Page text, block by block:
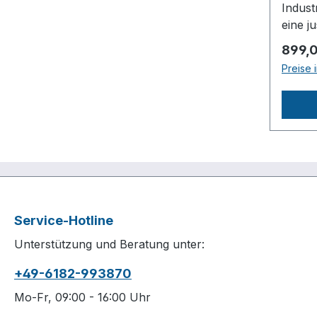
ng
frei /
eine
(mm
Preise
Service-Hotline
Unterstützung und Beratung unter:
+49-6182-993870
Mo-Fr, 09:00 - 16:00 Uhr